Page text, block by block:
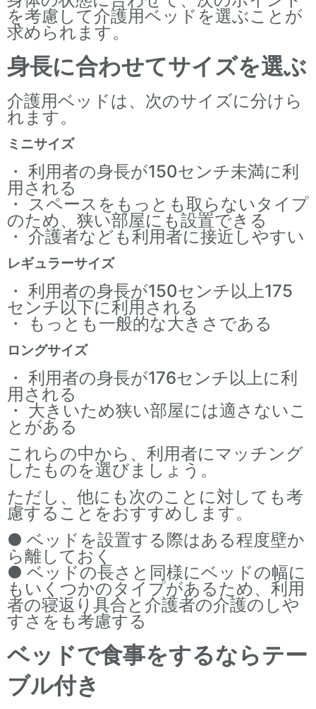
を考慮して介護用ベッドを選ぶことが
求められます。
身長に合わせてサイズを選ぶ
介護用ベッドは、次のサイズに分けら
れます。
ミニサイズ
・ 利用者の身長が150センチ未満に利
用される
・ スペースをもっとも取らないタイプ
のため、狭い部屋にも設置できる
・ 介護者なども利用者に接近しやすい
レギュラーサイズ
・ 利用者の身長が150センチ以上175
センチ以下に利用される
・ もっとも一般的な大きさである
ロングサイズ
・ 利用者の身長が176センチ以上に利
用される
・ 大きいため狭い部屋には適さないこ
とがある
これらの中から、利用者にマッチング
したものを選びましょう。
ただし、他にも次のことに対しても考
慮することをおすすめします。
● ベッドを設置する際はある程度壁か
ら離しておく
● ベッドの長さと同様にベッドの幅に
もいくつかのタイプがあるため、利用
者の寝返り具合と介護者の介護のしや
すさをも考慮する
ベッドで食事をするならテー
ブル付き